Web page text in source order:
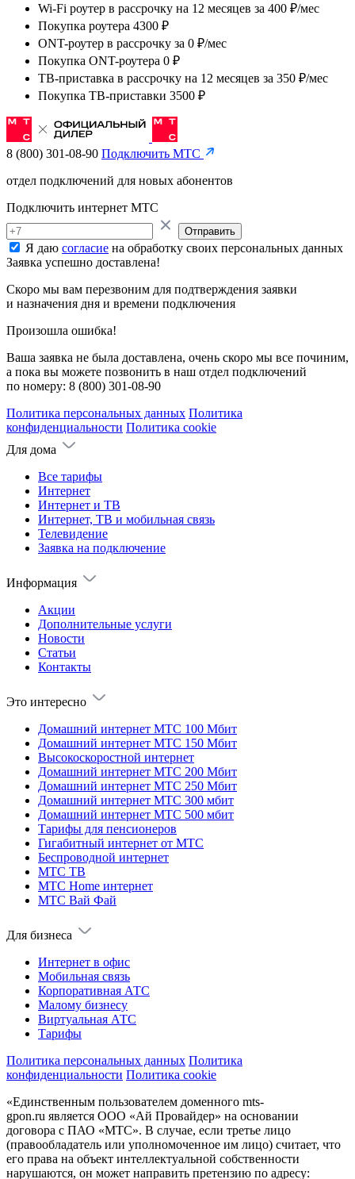
Wi-Fi роутер в рассрочку на 12 месяцев за 400 ₽/мес
Покупка роутера 4300 ₽
ONT-роутер в рассрочку за 0 ₽/мес
Покупка ONT-роутера 0 ₽
ТВ-приставка в рассрочку на 12 месяцев за 350 ₽/мес
Покупка ТВ-приставки 3500 ₽
8 (800) 301-08-90 Подключить МТС
отдел подключений для новых абонентов
Подключить интернет МТС
Отправить
Я даю согласие на обработку своих персональных данных
Заявка успешно доставлена!
Скоро мы вам перезвоним для подтверждения заявки
и назначения дня и времени подключения
Произошла ошибка!
Ваша заявка не была доставлена, очень скоро мы все починим,
а пока вы можете позвонить в наш отдел подключений
по номеру: 8 (800) 301-08-90
Политика персональных данных Политика
конфиденциальности Политика cookie
Для дома
Все тарифы
Интернет
Интернет и ТВ
Интернет, ТВ и мобильная связь
Телевидение
Заявка на подключение
Информация
Акции
Дополнительные услуги
Новости
Статьи
Контакты
Это интересно
Домашний интернет МТС 100 Мбит
Домашний интернет МТС 150 Мбит
Высокоскоростной интернет
Домашний интернет МТС 200 Мбит
Домашний интернет МТС 250 Мбит
Домашний интернет МТС 300 мбит
Домашний интернет МТС 500 мбит
Тарифы для пенсионеров
Гигабитный интернет от МТС
Беспроводной интернет
МТС ТВ
МТС Home интернет
МТС Вай Фай
Для бизнеса
Интернет в офис
Мобильная связь
Корпоративная АТС
Малому бизнесу
Виртуальная АТС
Тарифы
Политика персональных данных Политика
конфиденциальности Политика cookie
«Единственным пользователем доменного mts-
gpon.ru является ООО «Ай Провайдер» на основании
договора с ПАО «МТС». В случае, если третье лицо
(правообладатель или уполномоченное им лицо) считает, что
его права на объект интеллектуальной собственности
нарушаются, он может направить претензию по адресу: